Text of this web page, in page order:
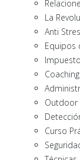
La
Anti
Equipos
Outdoor
Curso